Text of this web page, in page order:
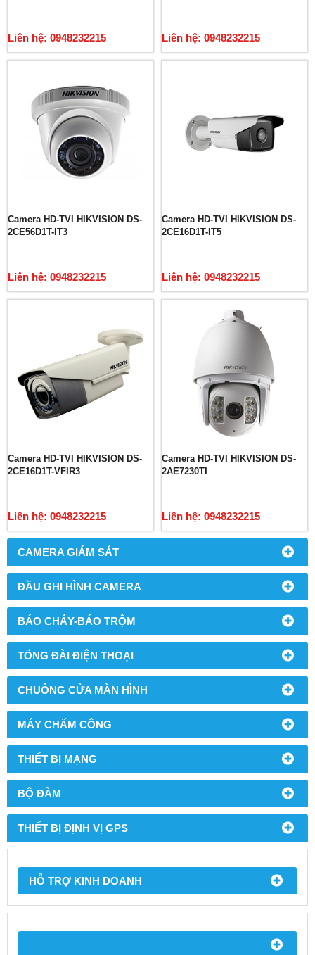
CAMERA GIÁM SÁT
ĐẦU GHI HÌNH CAMERA
BÁO CHÁY-BÁO TRỘM
TỔNG ĐÀI ĐIỆN THOẠI
CHUÔNG CỬA MÀN HÌNH
MÁY CHẤM CÔNG
THIẾT BỊ MẠNG
BỘ ĐÀM
THIẾT BỊ ĐỊNH VỊ GPS
HỖ TRỢ KINH DOANH
Liên hệ: 0948232215 Liên hệ: 0948232215
Camera HD-TVI HIKVISION DS-
2CE56D1T-IT3
Liên hệ: 0948232215
Camera HD-TVI HIKVISION DS-
2CE16D1T-IT5
Liên hệ: 0948232215
Camera HD-TVI HIKVISION DS-
2CE16D1T-VFIR3
Liên hệ: 0948232215
Camera HD-TVI HIKVISION DS-
2AE7230TI
Liên hệ: 0948232215